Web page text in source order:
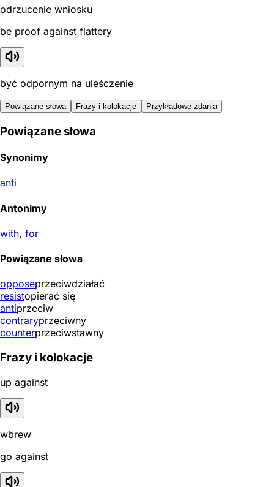
odrzucenie wniosku
be proof against flattery
być odpornym na uleśczenie
Powiązane słowa Frazy i kolokacje Przykładowe zdania
Powiązane słowa
Synonimy
anti
Antonimy
with, for
Powiązane słowa
opposeprzeciwdziałać
resistopierać się
antiprzeciw
contraryprzeciwny
counterprzeciwstawny
Frazy i kolokacje
up against
wbrew
go against